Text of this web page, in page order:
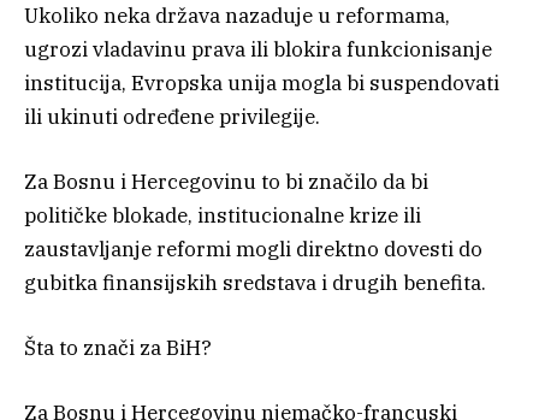
Ukoliko neka država nazaduje u reformama,
ugrozi vladavinu prava ili blokira funkcionisanje
institucija, Evropska unija mogla bi suspendovati
ili ukinuti određene privilegije.
Za Bosnu i Hercegovinu to bi značilo da bi
političke blokade, institucionalne krize ili
zaustavljanje reformi mogli direktno dovesti do
gubitka finansijskih sredstava i drugih benefita.
Šta to znači za BiH?
Za Bosnu i Hercegovinu njemačko-francuski